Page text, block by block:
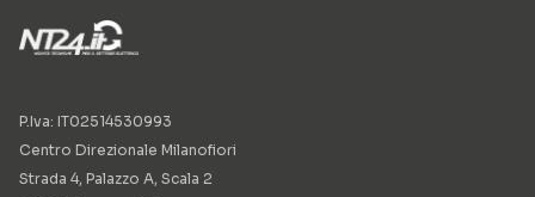
P.Iva: IT02514530993
Centro Direzionale Milanofiori
Strada 4, Palazzo A, Scala 2